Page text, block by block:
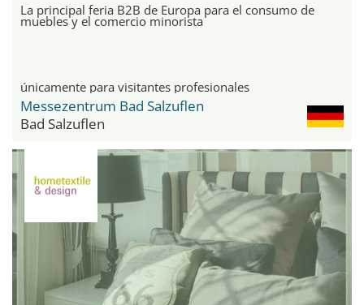
La principal feria B2B de Europa para el consumo de
muebles y el comercio minorista
únicamente para visitantes profesionales
Messezentrum Bad Salzuflen
Bad Salzuflen